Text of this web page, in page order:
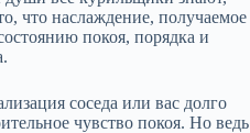
что наслаждение, получаемое
покоя, порядка и
соседа или вас долго
чувство покоя. Но ведь